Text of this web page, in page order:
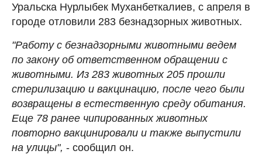
Уральска Нурлыбек Муханбеткалиев, с апреля в
городе отловили 283 безнадзорных животных.
"Работу с безнадзорными животными ведем
по закону об ответственном обращении с
животными. Из 283 животных 205 прошли
стерилизацию и вакцинацию, после чего были
возвращены в естественную среду обитания.
Еще 78 ранее чипированных животных
повторно вакцинировали и также выпустили
на улицы", - сообщил он.